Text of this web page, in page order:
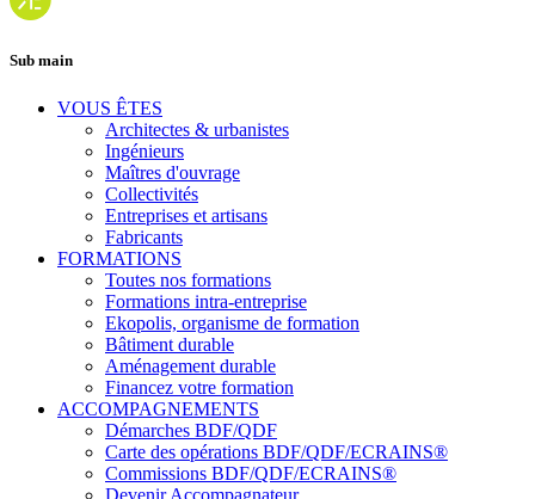
Sub main
VOUS ÊTES
Architectes & urbanistes
Ingénieurs
Maîtres d'ouvrage
Collectivités
Entreprises et artisans
Fabricants
FORMATIONS
Toutes nos formations
Formations intra-entreprise
Ekopolis, organisme de formation
Bâtiment durable
Aménagement durable
Financez votre formation
ACCOMPAGNEMENTS
Démarches BDF/QDF
Carte des opérations BDF/QDF/ECRAINS®
Commissions BDF/QDF/ECRAINS®
Devenir Accompagnateur